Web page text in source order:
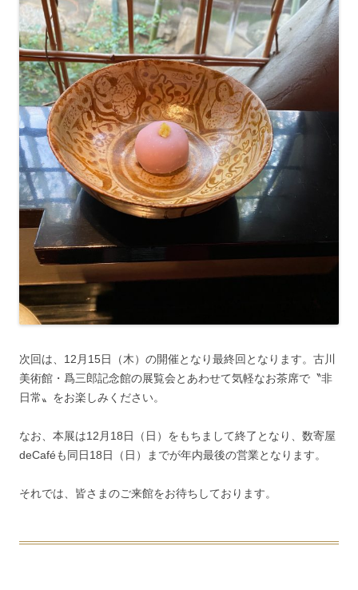
次回は、12月15日（木）の開催となり最終回となります。古川
美術館・爲三郎記念館の展覧会とあわせて気軽なお茶席で〝非
日常〟をお楽しみください。
なお、本展は12月18日（日）をもちまして終了となり、数寄屋
deCaféも同日18日（日）までが年内最後の営業となります。
それでは、皆さまのご来館をお待ちしております。